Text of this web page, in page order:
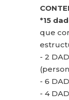
*15
que
- 2
- 6
- 4